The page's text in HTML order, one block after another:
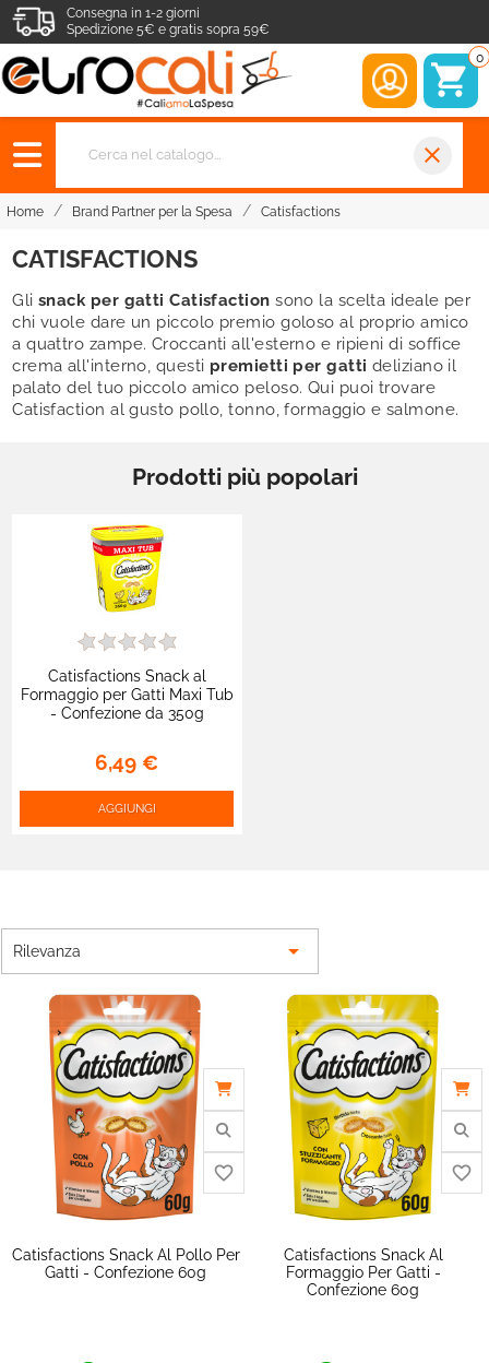
Consegna in 1-2 giorni
Spedizione 5€ e gratis sopra 59€
0
close
Home Brand Partner per la Spesa Catisfactions
CATISFACTIONS
Glisnack per gatti Catisfaction sono la scelta ideale per
chi vuole dare un piccolo premio goloso al proprio amico
a quattro zampe. Croccanti all'esterno e ripieni di soffice
crema all'interno, questi premietti per gatti deliziano il
palato del tuo piccolo amico peloso. Qui puoi trovare
Catisfaction al gusto pollo, tonno, formaggio e salmone.
Prodotti più popolari
Catisfactions Snack al
Formaggio per Gatti Maxi Tub
- Confezione da 350g
6,49 €
AGGIUNGI
Rilevanza 
Catisfactions Snack Al Pollo Per
Gatti - Confezione 60g
Catisfactions Snack Al
Formaggio Per Gatti -
Confezione 60g